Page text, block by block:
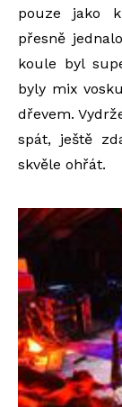
pouze jako
přesně
koule byl
byly mix
dřevem.
spát, ještě
skvěle ohřát.